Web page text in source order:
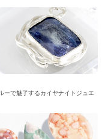
ーで魅了するカイヤナイトジュエ